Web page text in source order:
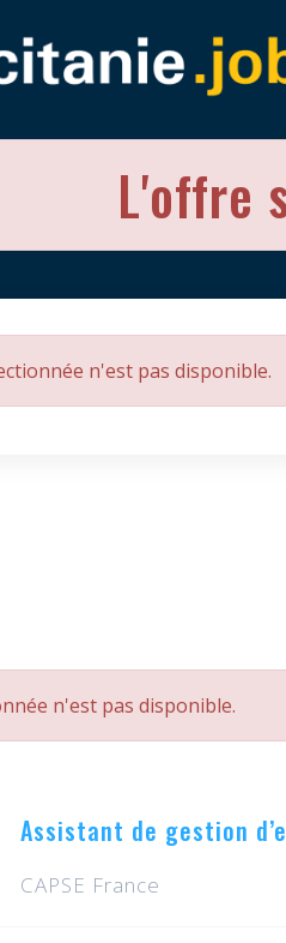
L'offre
n'est pas disponible.
n'est pas disponible.
Assistant de gestion
CAPSE France